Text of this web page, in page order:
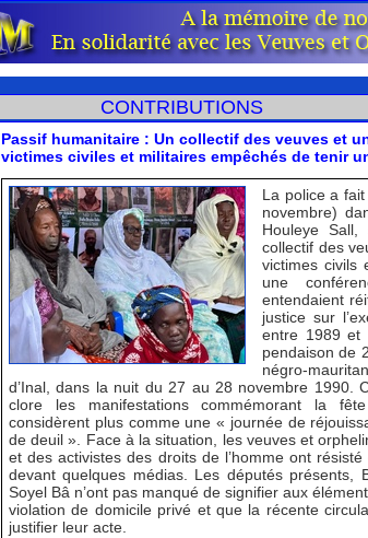
CONTRIBUTIONS
Passif humanitaire : Un collectif des veuves et
victimes civiles et militaires empêchés de tenir
La police a
novembre)
Houleye
collectif des
victimes civils
une
entendaient
justice sur
entre 1989 et
pendaison de
négro-
d’Inal, dans la nuit du 27 au 28 novembre 1990.
clore les manifestations commémorant la
considèrent plus comme une « journée de
de deuil ». Face à la situation, les veuves et
et des activistes des droits de l’homme ont
devant quelques médias. Les députés présents,
Soyel Bâ n’ont pas manqué de signifier aux
violation de domicile privé et que la récente
justifier leur acte.